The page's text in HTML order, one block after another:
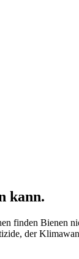
kann.
finden Bienen
der